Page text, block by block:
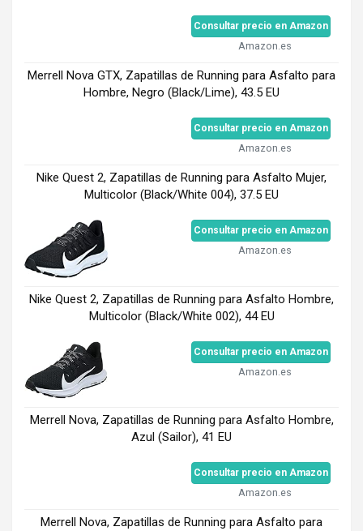
Consultar precio en Amazon
Amazon.es
Merrell Nova GTX, Zapatillas de Running para Asfalto para
Hombre, Negro (Black/Lime), 43.5 EU
Consultar precio en Amazon
Amazon.es
Nike Quest 2, Zapatillas de Running para Asfalto Mujer,
Multicolor (Black/White 004), 37.5 EU
Consultar precio en Amazon
Amazon.es
Nike Quest 2, Zapatillas de Running para Asfalto Hombre,
Multicolor (Black/White 002), 44 EU
Consultar precio en Amazon
Amazon.es
Merrell Nova, Zapatillas de Running para Asfalto Hombre,
Azul (Sailor), 41 EU
Consultar precio en Amazon
Amazon.es
Merrell Nova, Zapatillas de Running para Asfalto para